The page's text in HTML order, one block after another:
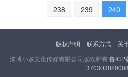
238 239 240
版权声明 联系方式 关
淄博小多文化传媒有限公司版权所有鲁ICP